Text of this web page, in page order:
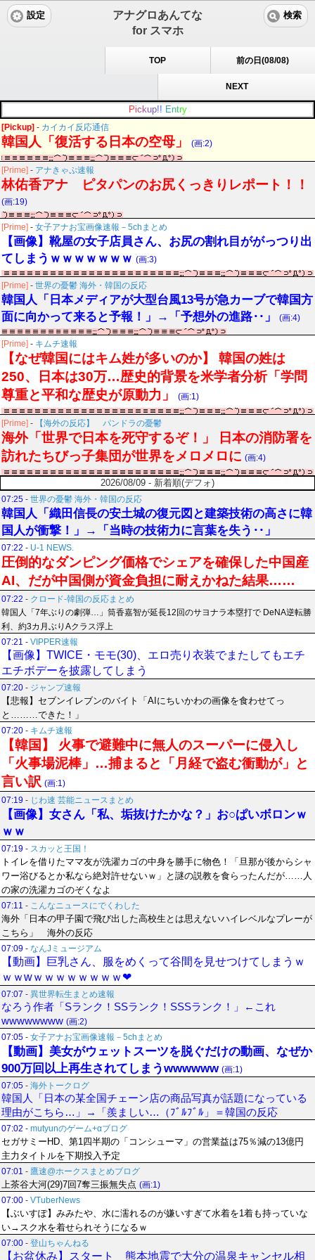
アナグロあんてな
for スマホ
設定 検索
TOP 前の日(08/08)
NEXT
Pic kup!! Entry
[Pickup] - カイカイ反応通信
韓国人「復活する日本の空母」 (画:2)
[Prime] - アナきゃぷ速報
林佑香アナ ピタパンのお尻くっきりレポート！！
(画:19)
[Prime] - 女子アナお宝画像速報－5chまとめ
【画像】靴屋の女子店員さん、お尻の割れ目ががっつり出
てしまうｗｗｗｗｗｗｗ (画:3)
[Prime] - 世界の憂鬱 海外・韓国の反応
韓国人「日本メディアが大型台風13号が急カーブで韓国方
面に向かって来ると予報！」→「予想外の進路‥」
(画:4)
[Prime] - キムチ速報
【なぜ韓国にはキム姓が多いのか】 韓国の姓は
250、日本は30万…歴史的背景を米学者分析「学問
尊重と平和な歴史が原動力」
(画:1)
[Prime] - 【海外の反応】 パンドラの憂鬱
海外「世界で日本を死守するぞ！」 日本の消防署を
訪れたちびっ子集団が世界をメロメロに (画:4)
2026/08/09 - 新着順(デフォ)
07:25 - 世界の憂鬱 海外・韓国の反応
韓国人「織田信長の安土城の復元図と建築技術の高さに韓
国人が衝撃！」→「当時の技術力に言葉を失う‥」
07:22 - U-1 NEWS.
圧倒的なダンピング価格でシェアを確保した中国産
AI、だが中国側が資金負担に耐えかねた結果……
07:22 - クロード-韓国の反応まとめ
韓国人「7年ぶりの劇弾…」筒香嘉智が延長12回のサヨナラ本塁打で DeNA逆転勝
利、約3カ月ぶりAクラス浮上
07:21 - VIPPER速報
【画像】TWICE・モモ(30)、エロ売り衣装でまたしてもエチ
エチボデーを披露してしまう
07:20 - ジャンプ速報
【悲報】セブンイレブンのバイト「AIにちいかわの画像を食わせてっ
と………できた！」
07:20 - キムチ速報
【韓国】 火事で避難中に無人のスーパーに侵入し
「火事場泥棒」…捕まると「月経で盗む衝動が」と
言い訳 (画:1)
07:19 - じわ速 芸能ニュースまとめ
【画像】女さん「私、垢抜けたかな？」お○ぱいボロンｗ
ｗｗ
07:19 - スカッと王国！
トイレを借りたママ友が洗濯カゴの中身を勝手に物色！「旦那が後からシャ
ワー浴びるとか私なら絶対許せないｗ」と謎の説教を食らったんだが……人
の家の洗濯カゴのぞくなよ
07:11 - こんなニュースにでくわした
海外「日本の甲子園で飛び出した高校生とは思えないハイレベルなプレーが
こちら」 海外の反応
07:09 - なんJミュージアム
【動画】巨乳さん、服をめくって谷間を見せつけてしまうｗ
ｗｗwｗｗｗｗｗｗｗｗ❤
07:07 - 異世界転生まとめ速報
なろう作者「Sランク！SSランク！SSSランク！」←これ
wwwwwwww (画:2)
07:05 - 女子アナお宝画像速報－5chまとめ
【動画】美女がウェットスーツを脱ぐだけの動画、なぜか
900万回以上再生されてしまうwwwwww (画:1)
07:05 - 海外トークログ
韓国人「日本の某全国チェーン店の商品写真が話題になっている
理由がこちら…」→「羨ましい…（ﾌﾞﾙﾌﾞﾙ」＝韓国の反応
07:02 - mutyunのゲーム+αブログ
セガサミーHD、第1四半期の「コンシューマ」の営業益は75％減の13億円
主力タイトルを下期投入予定
07:01 - 鷹速@ホークスまとめブログ
上茶谷大河(29)7回7奪三振無失点 (画:1)
07:00 - VTuberNews
【ぶいすぽ】みみたや、水に濡れるのが嫌いすぎて水着を1着も持っていな
い→スク水を着せられそうになるｗ
07:00 - 登山ちゃんねる
【お盆休み】スタート 熊本地震で大分の温泉キャンセル相